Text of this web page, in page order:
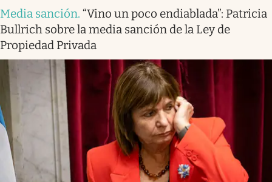
Media sanción. “Vino un poco endiablada”: Patricia
Bullrich sobre la media sanción de la Ley de
Propiedad Privada